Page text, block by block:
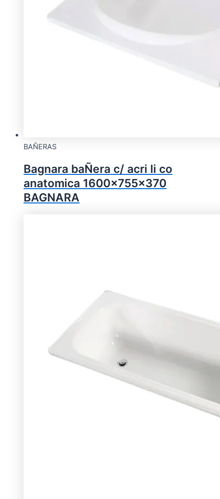
BAÑERAS
Bagnara baÑera c/ acri li co
anatomica 1600x755x370
BAGNARA